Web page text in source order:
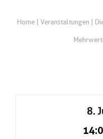
Home | Veranstaltungen |
8.